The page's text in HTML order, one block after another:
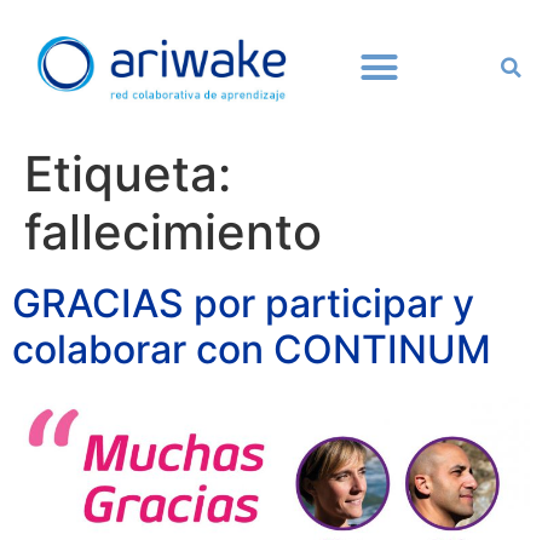
Etiqueta:
fallecimiento
GRACIAS por participar y
colaborar con CONTINUM